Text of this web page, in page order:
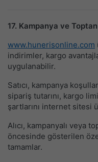
17. Kampanya ve Toptan
www.hunerisonline.com
indirimler, kargo
uygulanabilir.
Satıcı, kampanya
sipariş tutarını, kargo
şartlarını internet sitesi
Alıcı, kampanyalı veya
öncesinde gösterilen
tamamlar.